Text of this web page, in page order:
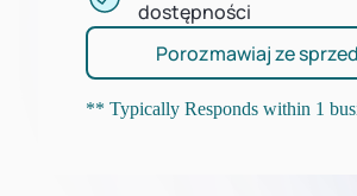
dostępności
Porozmawiaj ze
** Typically Responds within 1